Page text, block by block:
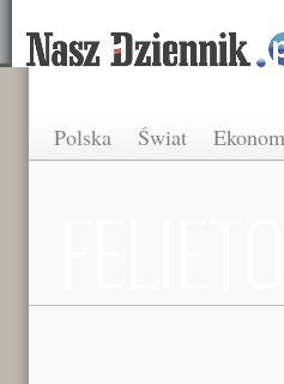
Polska Świat